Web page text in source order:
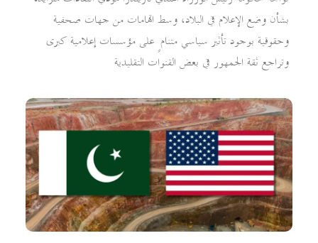
بشأن وضع الإعلام في البلاد، وسط اتهامات من جهات صحفية
وحقوقية بوجود تأثير سياسي متنامٍ على مؤسسات إعلامية كبرى
وتراجع ثقة الجمهور في بعض القنوات التقليدية